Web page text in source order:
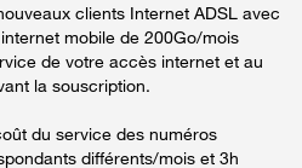
clients Internet ADSL avec
mobile de 200Go/mois
de votre accès internet et au
la souscription.
du service des numéros
différents/mois et 3h